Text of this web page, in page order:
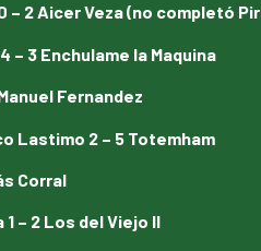
– 2 Aicer Veza (no completó
– 3 Enchulame la Maquina
Fernandez
Lastimo 2 – 5 Totemham
Corral
1 – 2 Los del Viejo II